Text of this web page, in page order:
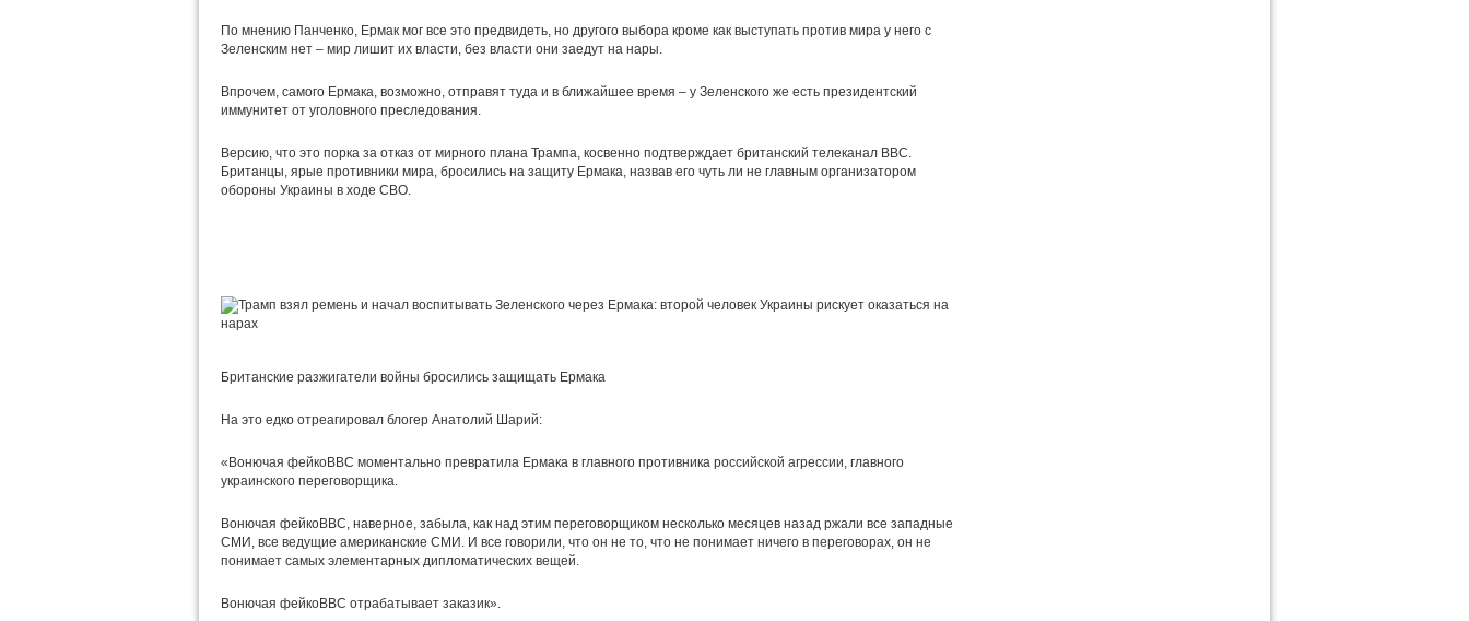
По мнению Панченко, Ермак мог все это предвидеть, но другого выбора кроме как выступать против мира у него с
Зеленским нет – мир лишит их власти, без власти они заедут на нары.
Впрочем, самого Ермака, возможно, отправят туда и в ближайшее время – у Зеленского же есть президентский
иммунитет от уголовного преследования.
Версию, что это порка за отказ от мирного плана Трампа, косвенно подтверждает британский телеканал BBC.
Британцы, ярые противники мира, бросились на защиту Ермака, назвав его чуть ли не главным организатором
обороны Украины в ходе СВО.
Британские разжигатели войны бросились защищать Ермака
На это едко отреагировал блогер Анатолий Шарий:
«Вонючая фейкоBBC моментально превратила Ермака в главного противника российской агрессии, главного
украинского переговорщика.
Вонючая фейкоBBC, наверное, забыла, как над этим переговорщиком несколько месяцев назад ржали все западные
СМИ, все ведущие американские СМИ. И все говорили, что он не то, что не понимает ничего в переговорах, он не
понимает самых элементарных дипломатических вещей.
Вонючая фейкоBBC отрабатывает заказик».